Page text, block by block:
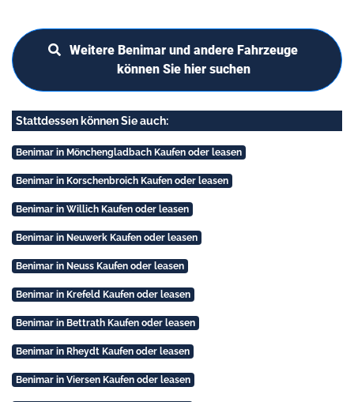
Weitere Benimar und andere Fahrzeuge
können Sie hier suchen
Stattdessen können Sie auch:
Benimar in Mönchengladbach Kaufen oder leasen
Benimar in Korschenbroich Kaufen oder leasen
Benimar in Willich Kaufen oder leasen
Benimar in Neuwerk Kaufen oder leasen
Benimar in Neuss Kaufen oder leasen
Benimar in Krefeld Kaufen oder leasen
Benimar in Bettrath Kaufen oder leasen
Benimar in Rheydt Kaufen oder leasen
Benimar in Viersen Kaufen oder leasen